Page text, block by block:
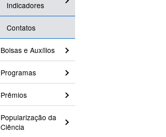
Indicadores
Contatos
Bolsas e Auxílios
Programas
Prêmios
Popularização da
Ciência